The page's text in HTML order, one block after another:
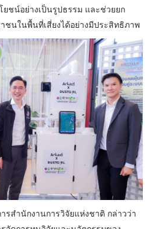
ยชน์อย่างเป็นรูปธรรม และช่วยยก
นในพื้นที่เสี่ยงได้อย่างมีประสิทธิภาพ
รสำนักงานการวิจัยแห่งชาติ กล่าวว่า